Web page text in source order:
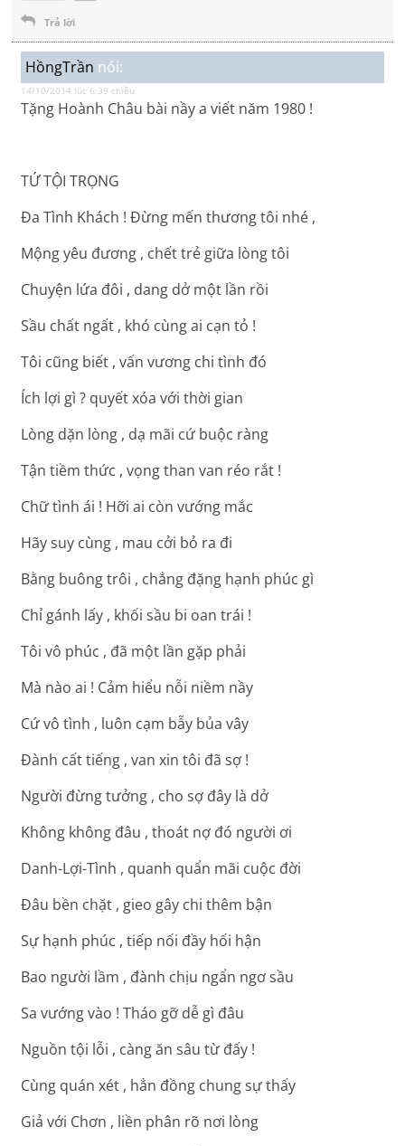
Trả lời
HồngTrần nói:
14/10/2014 lúc 6:39 chiều
Tặng Hoành Châu bài nầy a viết năm 1980 !
TỨ TỘI TRỌNG
Đa Tình Khách ! Đừng mến thương tôi nhé ,
Mộng yêu đương , chết trẻ giữa lòng tôi
Chuyện lứa đôi , dang dở một lần rồi
Sầu chất ngất , khó cùng ai cạn tỏ !
Tôi cũng biết , vấn vương chi tình đó
Ích lợi gì ? quyết xóa với thời gian
Lòng dặn lòng , dạ mãi cứ buộc ràng
Tận tiềm thức , vọng than van réo rắt !
Chữ tình ái ! Hỡi ai còn vướng mắc
Hãy suy cùng , mau cởi bỏ ra đi
Bằng buông trôi , chẳng đặng hạnh phúc gì
Chỉ gánh lấy , khối sầu bi oan trái !
Tôi vô phúc , đã một lần gặp phải
Mà nào ai ! Cảm hiểu nỗi niềm nầy
Cứ vô tình , luôn cạm bẫy bủa vây
Đành cất tiếng , van xin tôi đã sợ !
Người đừng tưởng , cho sợ đây là dở
Không không đâu , thoát nợ đó người ơi
Danh-Lợi-Tình , quanh quẩn mãi cuộc đời
Đâu bền chặt , gieo gây chi thêm bận
Sự hạnh phúc , tiếp nối đầy hối hận
Bao người lầm , đành chịu ngẩn ngơ sầu
Sa vướng vào ! Tháo gỡ dễ gì đâu
Nguồn tội lỗi , càng ăn sâu từ đấy !
Cùng quán xét , hẳn đồng chung sự thấy
Giả với Chơn , liền phân rõ nơi lòng